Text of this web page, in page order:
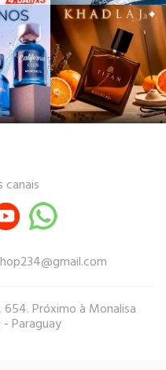
canais
Próximo à Monalisa
Paraguay